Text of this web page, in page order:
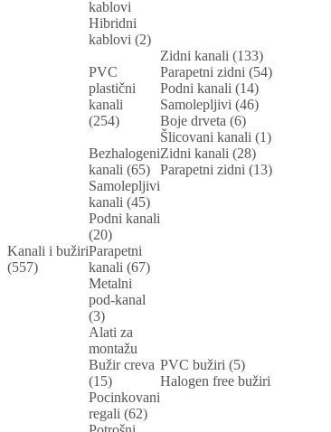
kablovi
Hibridni
kablovi (2)
Kanali i bužiri
(557)
PVC
plastični
kanali
(254)
Zidni kanali (133)
Parapetni zidni (54)
Podni kanali (14)
Samolepljivi (46)
Boje drveta (6)
Šlicovani kanali (1)
Bezhalogeni
kanali (65)
Zidni kanali (28)
Parapetni zidni (13)
Samolepljivi
kanali (45)
Podni kanali
(20)
Parapetni
kanali (67)
Metalni
pod-kanal
(3)
Alati za
montažu
Bužir creva
(15)
PVC bužiri (5)
Halogen free bužiri
Pocinkovani
regali (62)